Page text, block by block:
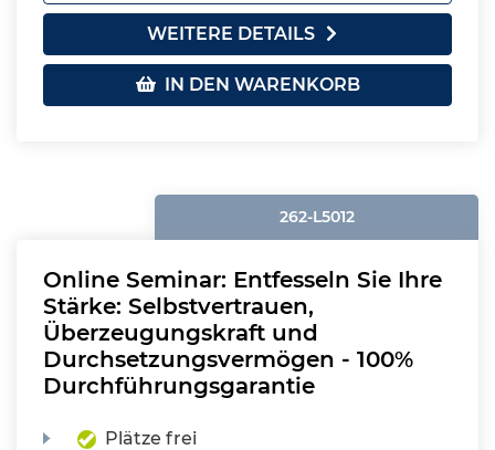
WEITERE DETAILS
IN DEN WARENKORB
262-L5012
Online Seminar: Entfesseln Sie Ihre
Stärke: Selbstvertrauen,
Überzeugungskraft und
Durchsetzungsvermögen - 100%
Durchführungsgarantie
Plätze frei